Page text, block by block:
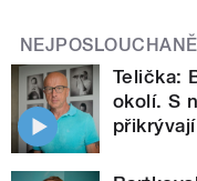
Telička:
okolí. S